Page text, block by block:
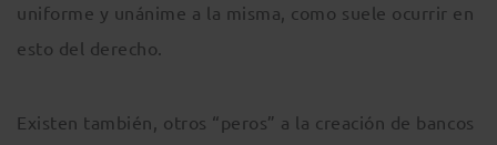
uniforme y unánime a la misma, como suele ocurrir en
esto del derecho.
Existen también, otros “peros” a la creación de bancos